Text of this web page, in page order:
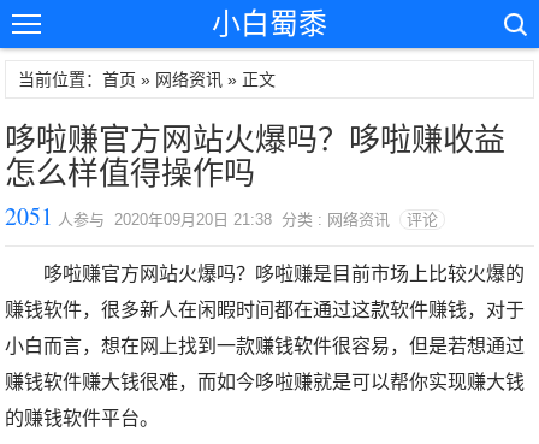
小白蜀黍
当前位置：首页 » 网络资讯 » 正文
哆啦赚官方网站火爆吗？哆啦赚收益
怎么样值得操作吗
2051 人参与 2020年09月20日 21:38 分类 : 网络资讯 评论
哆啦赚官方网站火爆吗？哆啦赚是目前市场上比较火爆的
赚钱软件，很多新人在闲暇时间都在通过这款软件赚钱，对于
小白而言，想在网上找到一款赚钱软件很容易，但是若想通过
赚钱软件赚大钱很难，而如今哆啦赚就是可以帮你实现赚大钱
的赚钱软件平台。